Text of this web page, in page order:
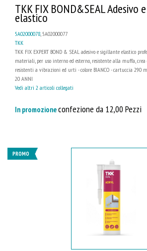
TKK FIX BOND&SEAL Adesivo
elastico
5A02000078 , 5A02000077
TKK
TKK FIX EXPERT BOND & SEAL adesivo e sigillante elastico
materiali, per uso interno ed esterno, resistente alla muffa,
resistenti a vibrazioni ed urti - colore BIANCO - cartuccia 290
20 ANNI
Vedi altri 2 articoli collegati
In promozioneconfezione da 12,00 Pezzi
PROMO